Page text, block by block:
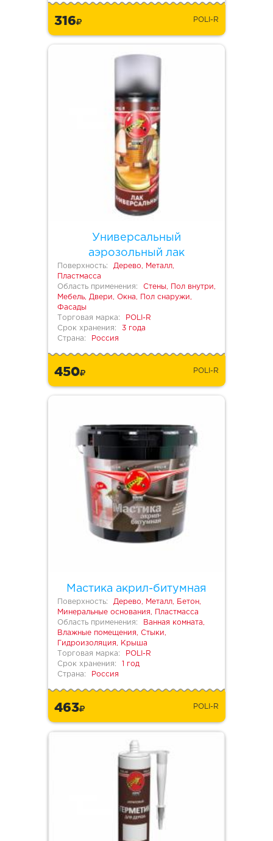
316 POLI-R
Универсальный
аэрозольный лак
Поверхность:
Дерево, Металл,
Пластмасса
Область применения:
Стены, Пол внутри,
Мебель, Двери, Окна, Пол снаружи,
Фасады
Торговая марка:
POLI-R
Срок хранения:
3 года
Страна:
Россия
450 POLI-R
Мастика акрил-битумная
Поверхность:
Дерево, Металл, Бетон,
Минеральные основания, Пластмасса
Область применения:
Ванная комната,
Влажные помещения, Стыки,
Гидроизоляция, Крыша
Торговая марка:
POLI-R
Срок хранения:
1 год
Страна:
Россия
463 POLI-R